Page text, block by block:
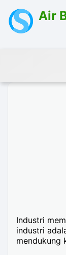
Air
Industri
industri
mendukung